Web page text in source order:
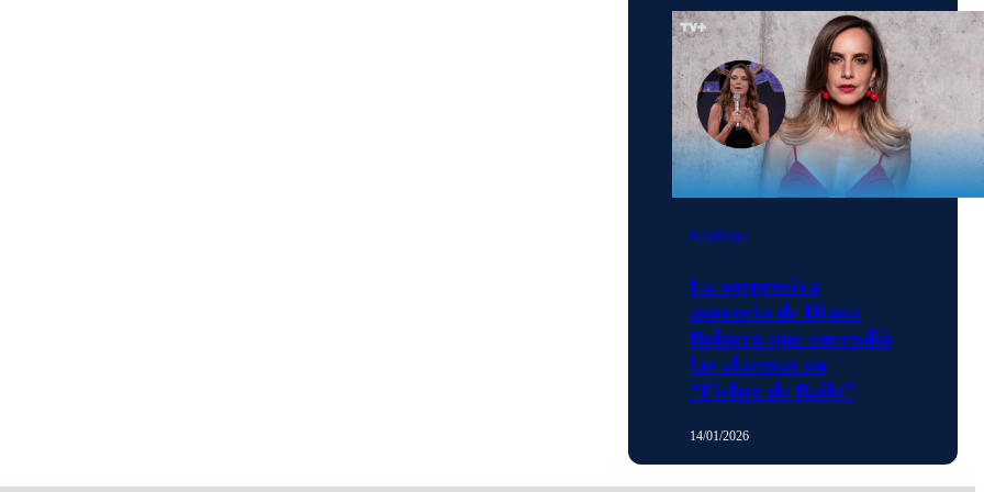
Noticias
La sorpresiva
ausencia de Diana
Bolocco que encendió
las alarmas en
“Fiebre de Baile”
14/01/2026